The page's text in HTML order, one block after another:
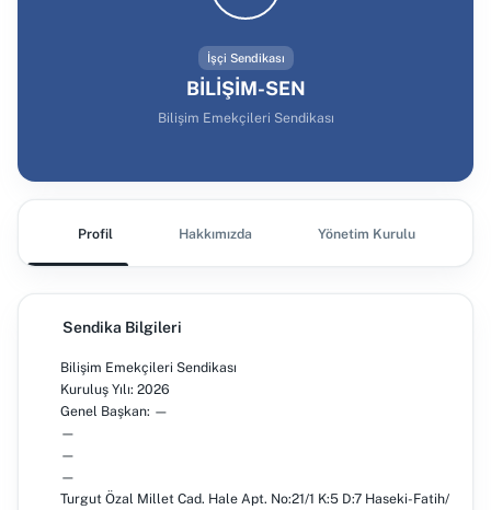
İşçi Sendikası
BİLİŞİM-SEN
Bilişim Emekçileri Sendikası
Profil Hakkımızda Yönetim Kurulu
Sendika Bilgileri
Bilişim Emekçileri Sendikası
Kuruluş Yılı: 2026
Genel Başkan: —
—
—
—
Turgut Özal Millet Cad. Hale Apt. No:21/1 K:5 D:7 Haseki-Fatih/